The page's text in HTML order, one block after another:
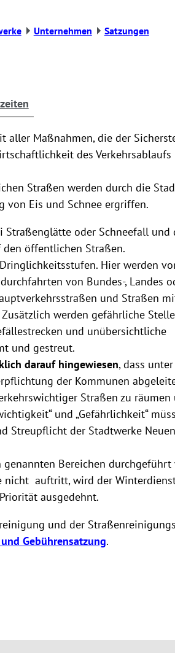
Unternehmen Satzungen
aller Maßnahmen, die der
des Verkehrsablaufs
Straßen werden durch die
von Eis und Schnee ergriffen.
oder Schneefall und
öffentlichen Straßen.
Hier werden
von Bundes-, Landes
und Straßen
werden gefährliche
und unübersichtliche
und gestreut.
darauf hingewiesen, dass unter
der Kommunen
Straßen zu räumen
und „Gefährlichkeit“
Streupflicht der Stadtwerke
Bereichen durchgeführt
nicht auftritt, wird der
ausgedehnt.
und der
Gebührensatzung.